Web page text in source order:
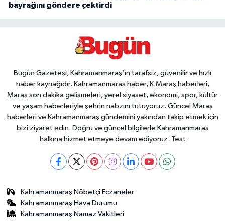
bayrağını göndere çektirdi
Bugün Gazetesi, Kahramanmaraş’ın tarafsız, güvenilir ve hızlı
haber kaynağıdır. Kahramanmaraş haber, K.Maraş haberleri,
Maraş son dakika gelişmeleri, yerel siyaset, ekonomi, spor, kültür
ve yaşam haberleriyle şehrin nabzını tutuyoruz. Güncel Maraş
haberleri ve Kahramanmaraş gündemini yakından takip etmek için
bizi ziyaret edin. Doğru ve güncel bilgilerle Kahramanmaraş
halkına hizmet etmeye devam ediyoruz. Test
Kahramanmaraş Nöbetçi Eczaneler
Kahramanmaraş Hava Durumu
Kahramanmaraş Namaz Vakitleri